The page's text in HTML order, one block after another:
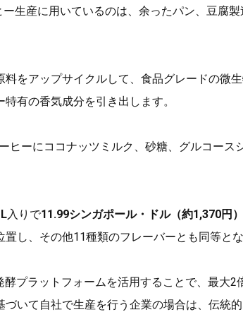
生産に用いているのは、余ったパン、豆腐
をアップサイクルして、食品グレードの微
有の香気成分を引き出します。
ヒーにココナッツミルク、砂糖、グルコー
入りで11.99シンガポール・ドル（約1,370円）
し、その他11種類のフレーバーとも同等とな
酵プラットフォームを活用することで、最大
づいて自社で生産を行う企業の場合は、伝統